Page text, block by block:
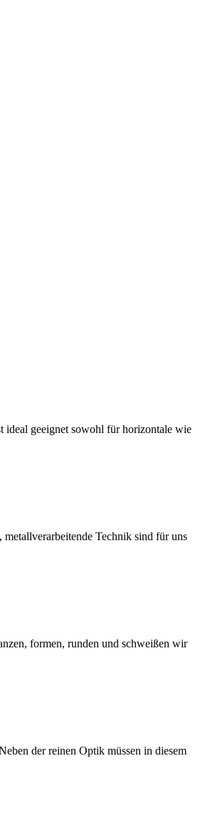
ideal geeignet sowohl für horizontale wie
Technik sind für uns
formen, runden und schweißen wir
der reinen Optik müssen in diesem